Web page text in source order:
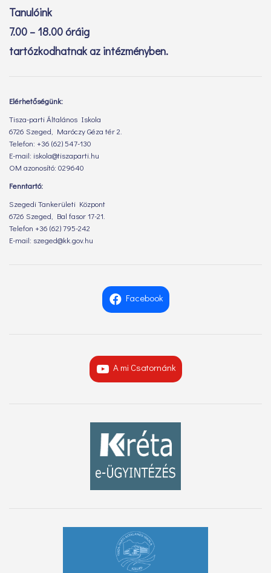
Tanulóink
7.00 – 18.00 óráig
tartózkodhatnak az intézményben.
Elérhetőségünk:
Tisza-parti Általános Iskola
6726 Szeged, Maróczy Géza tér 2.
Telefon: +36 (62) 547-130
E-mail: iskola@tiszaparti.hu
OM azonosító: 029640
Fenntartó:
Szegedi Tankerületi Központ
6726 Szeged, Bal fasor 17-21.
Telefon +36 (62) 795-242
E-mail: szeged@kk.gov.hu
Facebook
A mi Csatornánk